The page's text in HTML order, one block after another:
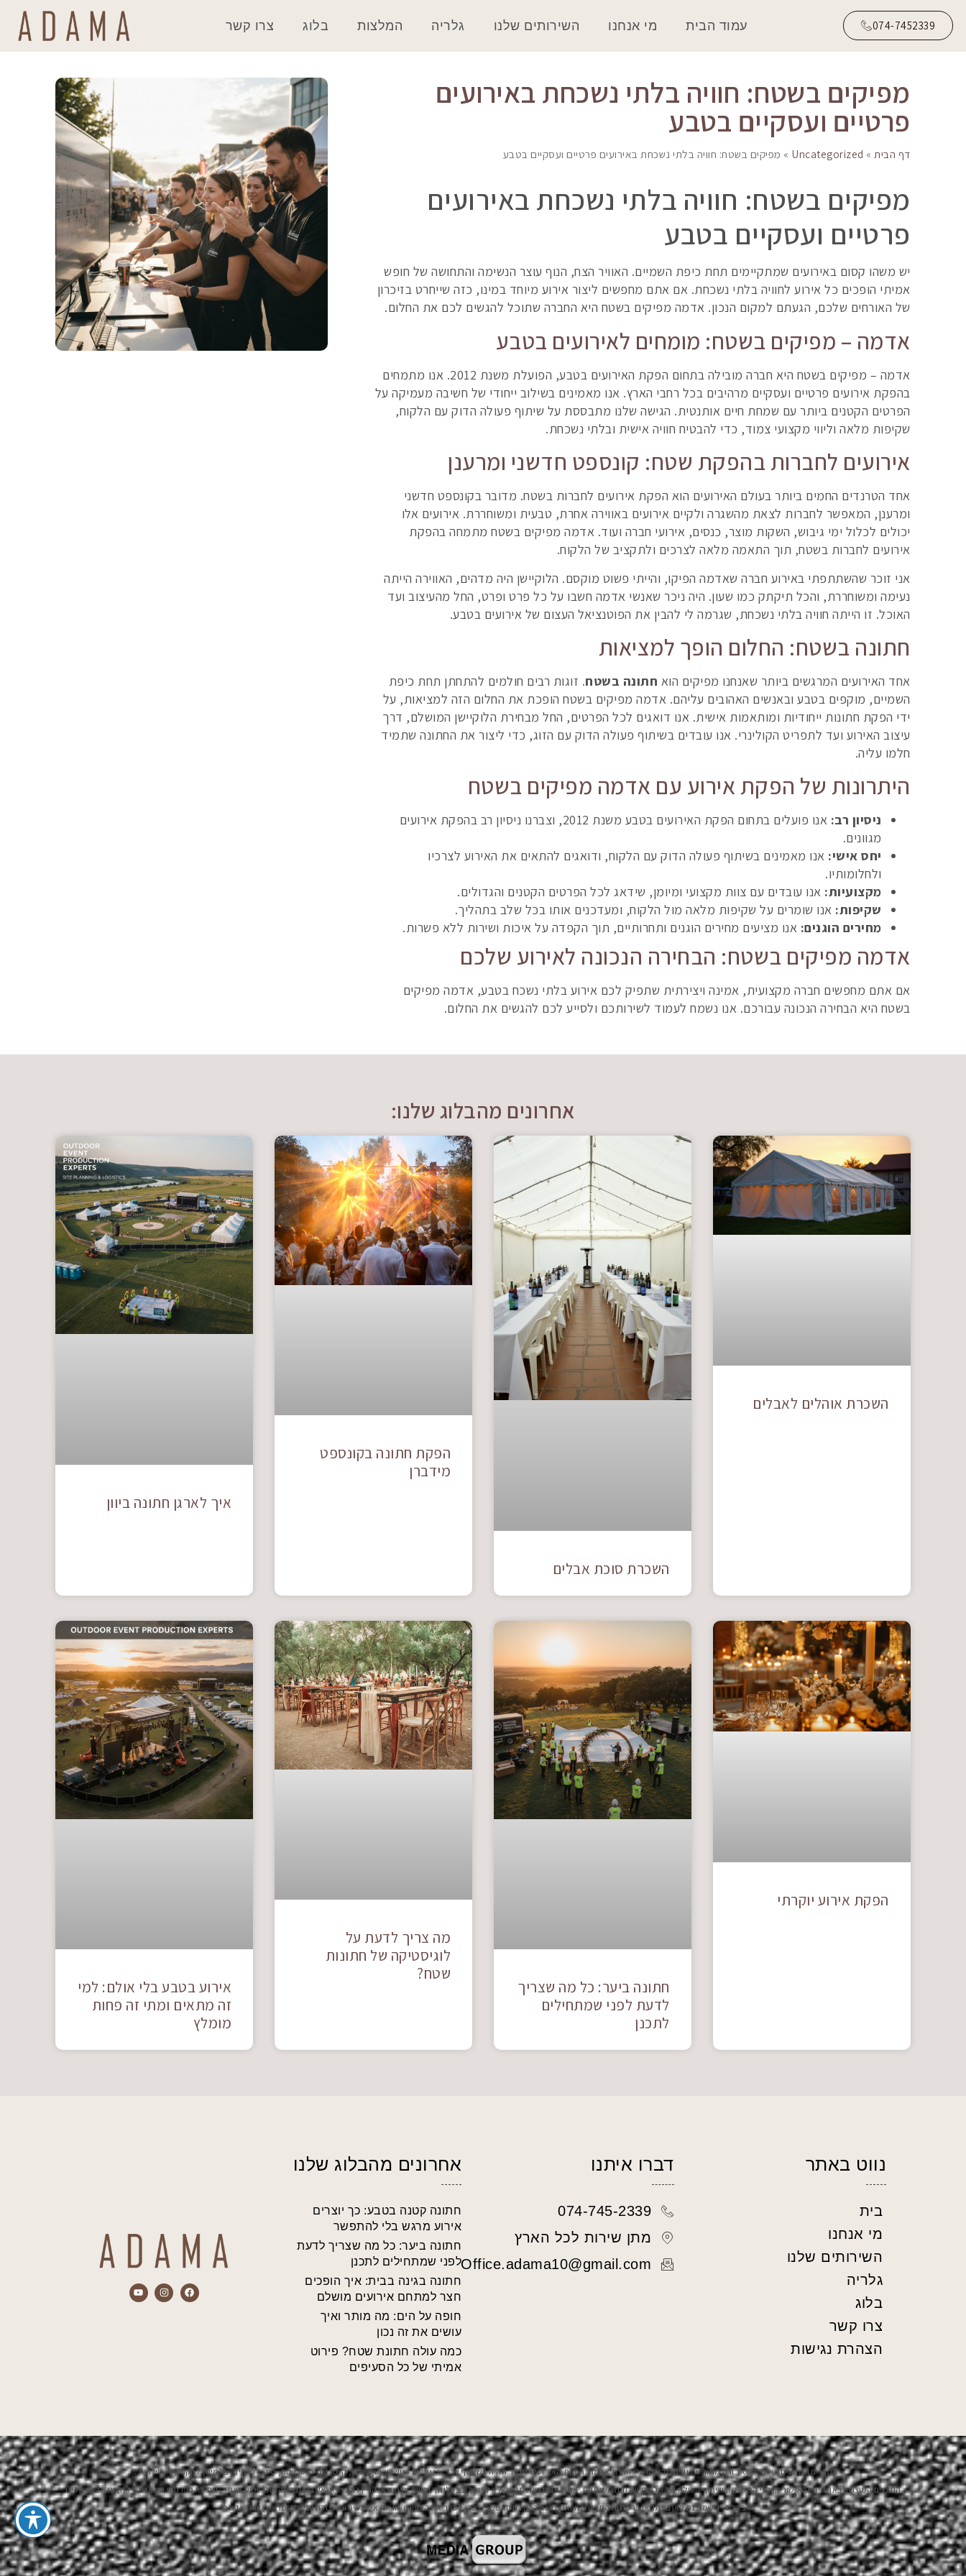
074-7452339 עמוד הבית מי אנחנו השירותים שלנו גלריה המלצות בלוג צרו קשר
מפיקים בשטח: חוויה בלתי נשכחת באירועים
פרטיים ועסקיים בטבע
דף הבית»
Uncategorized
» מפיקים בשטח: חוויה בלתי נשכחת באירועים פרטיים ועסקיים בטבע
מפיקים בשטח: חוויה בלתי נשכחת באירועים
פרטיים ועסקיים בטבע
יש משהו קסום באירועים שמתקיימים תחת כיפת השמיים. האוויר הצח, הנוף עוצר הנשימה והתחושה של חופש
אמיתי הופכים כל אירוע לחוויה בלתי נשכחת. אם אתם מחפשים ליצור אירוע מיוחד במינו, כזה שייחרט בזיכרון
של האורחים שלכם, הגעתם למקום הנכון. אדמה מפיקים בשטח היא החברה שתוכל להגשים לכם את החלום.
אדמה – מפיקים בשטח: מומחים לאירועים בטבע
אדמה – מפיקים בשטח היא חברה מובילה בתחום הפקת האירועים בטבע, הפועלת משנת 2012. אנו מתמחים
בהפקת אירועים פרטיים ועסקיים מרהיבים בכל רחבי הארץ. אנו מאמינים בשילוב ייחודי של חשיבה מעמיקה על
הפרטים הקטנים ביותר עם שמחת חיים אותנטית. הגישה שלנו מתבססת על שיתוף פעולה הדוק עם הלקוח,
שקיפות מלאה וליווי מקצועי צמוד, כדי להבטיח חוויה אישית ובלתי נשכחת.
אירועים לחברות בהפקת שטח: קונספט חדשני ומרענן
אחד הטרנדים החמים ביותר בעולם האירועים הוא הפקת אירועים לחברות בשטח. מדובר בקונספט חדשני
ומרענן, המאפשר לחברות לצאת מהשגרה ולקיים אירועים באווירה אחרת, טבעית ומשוחררת. אירועים אלו
יכולים לכלול ימי גיבוש, השקות מוצר, כנסים, אירועי חברה ועוד. אדמה מפיקים בשטח מתמחה בהפקת
אירועים לחברות בשטח, תוך התאמה מלאה לצרכים ולתקציב של הלקוח.
אני זוכר שהשתתפתי באירוע חברה שאדמה הפיקו, והייתי פשוט מוקסם. הלוקיישן היה מדהים, האווירה הייתה
נעימה ומשוחררת, והכל תיקתק כמו שעון. היה ניכר שאנשי אדמה חשבו על כל פרט ופרט, החל מהעיצוב ועד
האוכל. זו הייתה חוויה בלתי נשכחת, שגרמה לי להבין את הפוטנציאל העצום של אירועים בטבע.
חתונה בשטח: החלום הופך למציאות
אחד האירועים המרגשים ביותר שאנחנו מפיקים הוא חתונה בשטח. זוגות רבים חולמים להתחתן תחת כיפת
השמיים, מוקפים בטבע ובאנשים האהובים עליהם. אדמה מפיקים בשטח הופכת את החלום הזה למציאות, על
ידי הפקת חתונות ייחודיות ומותאמות אישית. אנו דואגים לכל הפרטים, החל מבחירת הלוקיישן המושלם, דרך
עיצוב האירוע ועד לתפריט הקולינרי. אנו עובדים בשיתוף פעולה הדוק עם הזוג, כדי ליצור את החתונה שתמיד
חלמו עליה.
היתרונות של הפקת אירוע עם אדמה מפיקים בשטח
ניסיון רב:
אנו פועלים בתחום הפקת האירועים בטבע משנת 2012, וצברנו ניסיון רב בהפקת אירועים
מגוונים.
יחס אישי: אנו מאמינים בשיתוף פעולה הדוק עם הלקוח, ודואגים להתאים את האירוע לצרכיו
ולחלומותיו.
מקצועיות: אנו עובדים עם צוות מקצועי ומיומן, שידאג לכל הפרטים הקטנים והגדולים.
שקיפות: אנו שומרים על שקיפות מלאה מול הלקוח, ומעדכנים אותו בכל שלב בתהליך.
מחירים הוגנים: אנו מציעים מחירים הוגנים ותחרותיים, תוך הקפדה על איכות ושירות ללא פשרות.
אדמה מפיקים בשטח: הבחירה הנכונה לאירוע שלכם
אם אתם מחפשים חברה מקצועית, אמינה ויצירתית שתפיק לכם אירוע בלתי נשכח בטבע, אדמה מפיקים
בשטח היא הבחירה הנכונה עבורכם. אנו נשמח לעמוד לשירותכם ולסייע לכם להגשים את החלום.
אחרונים מהבלוג שלנו:
השכרת אוהלים לאבלים
השכרת סוכת אבלים
הפקת חתונה בקונספט
מידברן
איך לארגן חתונה ביוון
הפקת אירוע יוקרתי
חתונה ביער: כל מה שצריך
לדעת לפני שמתחילים
לתכנן
מה צריך לדעת על
לוגיסטיקה של חתונות
שטח?
אירוע בטבע בלי אולם: למי
זה מתאים ומתי זה פחות
מומלץ
נווט באתר
בית
מי אנחנו
השירותים שלנו
גלריה
בלוג
צרו קשר
הצהרת נגישות
דברו איתנו
074-745-2339
מתן שירות לכל הארץ
Office.adama10@gmail.com
אחרונים מהבלוג שלנו
חתונה קטנה בטבע: כך יוצרים
אירוע מרגש בלי להתפשר
חתונה ביער: כל מה שצריך לדעת
לפני שמתחילים לתכנן
חתונה בגינה בבית: איך הופכים
חצר למתחם אירועים מושלם
חופה על הים: מה מותר ואיך
עושים את זה נכון
כמה עולה חתונת שטח? פירוט
אמיתי של כל הסעיפים
התכנים המוצגים באתר הם אך ורק מתוך אירועים שהופקו ע"י חברת אדמה. הפקת האירועים תמיד תהיה בשיתוף צדדים נוספים כגון: ריהוט, עיצוב, קייטרינג, נכסי שטח, סידור פרחים, צלמים, להקות, די ג'יי ועוד…
התכנים המוצגים באתר יהיו באישור קבלני המשנה ובשיתוף פעולה של פרסום ועבודה משותפת. אם והיה ומצאת תוכן שלא לרוחך ובבעלותך זכויות יוצרים או קניין רוחני ו/או אין ברצונך שהתוכן יופיע באתר, וגם לא כפרסום חינמי מצידנו, אנא פנה אלינו
בכל דרך שמוצגת כאן באתר או ברשתות החברתיות ואנו נענה בהקדם האפשרי בכדי לסדר את הבעיה ו/או את אי הנעימות, תודה וסליחה מראש, צוות אדמה.